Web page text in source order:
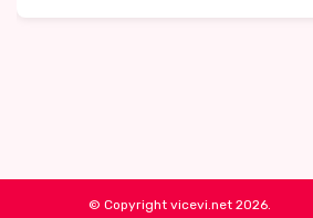
© Copyright vicevi.net 2026.